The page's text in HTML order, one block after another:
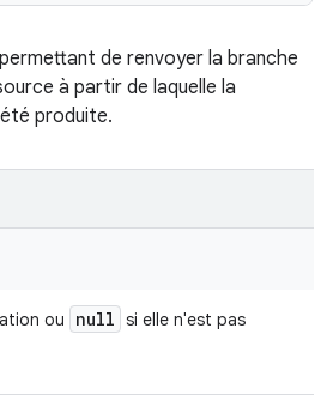
de renvoyer la branche
à partir de laquelle la
produite.
ou null si elle n'est pas